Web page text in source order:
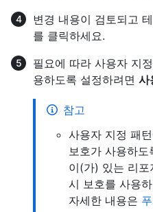
변경 내용이 검토되고
를 클릭하세요.
필요에 따라 사용자 지
용하도록 설정하려면 사
참고
사용자 지정 패
보호가 사용하
이(가) 있는 리포
시 보호를 사용
자세한 내용은